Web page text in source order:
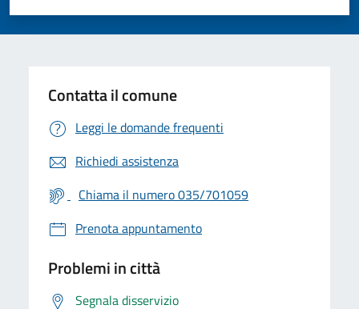
Valuta 5 stelle su 5
Valuta 4 stelle su 5
Valuta 3 stelle su 5
Valuta 2 stelle su 5
Valuta 1 stelle su 5
Contatta il comune
Leggi le domande frequenti
Richiedi assistenza
Chiama il numero 035/701059
Prenota appuntamento
Problemi in città
Segnala disservizio